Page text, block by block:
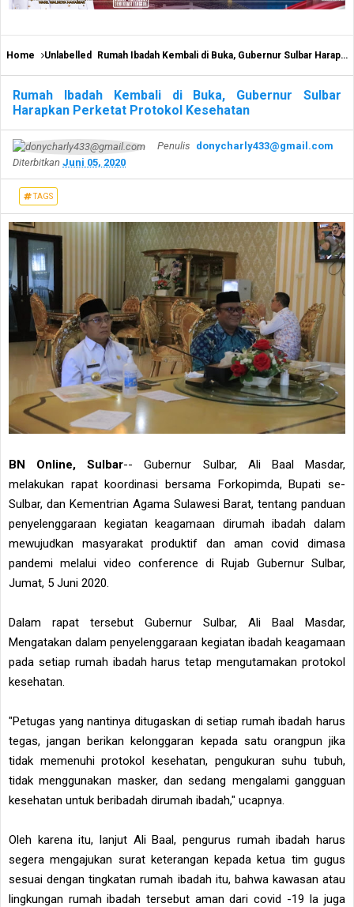
Home Unlabelled Rumah Ibadah Kembali di Buka, Gubernur Sulbar Harapkan Perketat Protokol Kesehatan
Rumah Ibadah Kembali di Buka, Gubernur Sulbar
Harapkan Perketat Protokol Kesehatan
Penulis donycharly433@gmail.com
Diterbitkan Juni 05, 2020
TAGS
BN Online, Sulbar-- Gubernur Sulbar, Ali Baal Masdar,
melakukan rapat koordinasi bersama Forkopimda, Bupati se-
Sulbar, dan Kementrian Agama Sulawesi Barat, tentang panduan
penyelenggaraan kegiatan keagamaan dirumah ibadah dalam
mewujudkan masyarakat produktif dan aman covid dimasa
pandemi melalui video conference di Rujab Gubernur Sulbar,
Jumat, 5 Juni 2020.
Dalam rapat tersebut Gubernur Sulbar, Ali Baal Masdar,
Mengatakan dalam penyelenggaraan kegiatan ibadah keagamaan
pada setiap rumah ibadah harus tetap mengutamakan protokol
kesehatan.
"Petugas yang nantinya ditugaskan di setiap rumah ibadah harus
tegas, jangan berikan kelonggaran kepada satu orangpun jika
tidak memenuhi protokol kesehatan, pengukuran suhu tubuh,
tidak menggunakan masker, dan sedang mengalami gangguan
kesehatan untuk beribadah dirumah ibadah," ucapnya.
Oleh karena itu, lanjut Ali Baal, pengurus rumah ibadah harus
segera mengajukan surat keterangan kepada ketua tim gugus
sesuai dengan tingkatan rumah ibadah itu, bahwa kawasan atau
lingkungan rumah ibadah tersebut aman dari covid -19 Ia juga